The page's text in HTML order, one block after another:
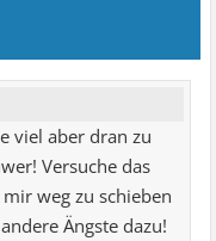
viel aber dran zu
Versuche das
weg zu schieben
Ängste dazu!